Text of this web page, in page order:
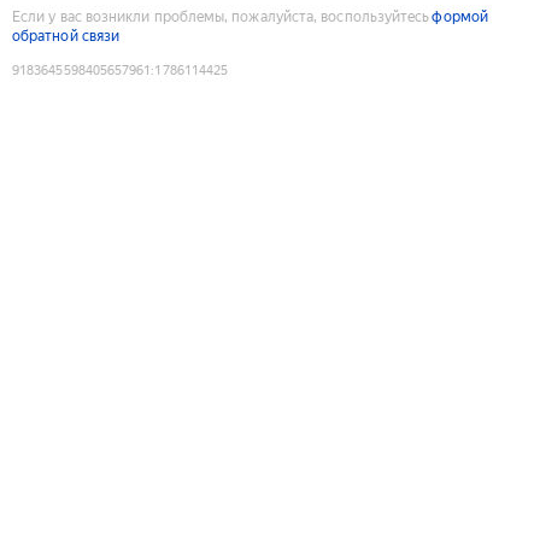
Если у вас возникли проблемы, пожалуйста, воспользуйтесьформой
обратной связи
9183645598405657961 :1786114425